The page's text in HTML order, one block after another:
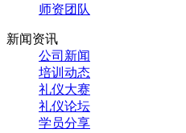
师资团队
新闻资讯
公司新闻
培训动态
礼仪大赛
礼仪论坛
学员分享